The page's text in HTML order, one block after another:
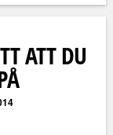
ATT DU